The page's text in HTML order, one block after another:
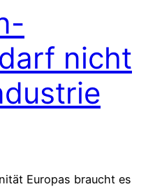
nicht
Europas braucht es